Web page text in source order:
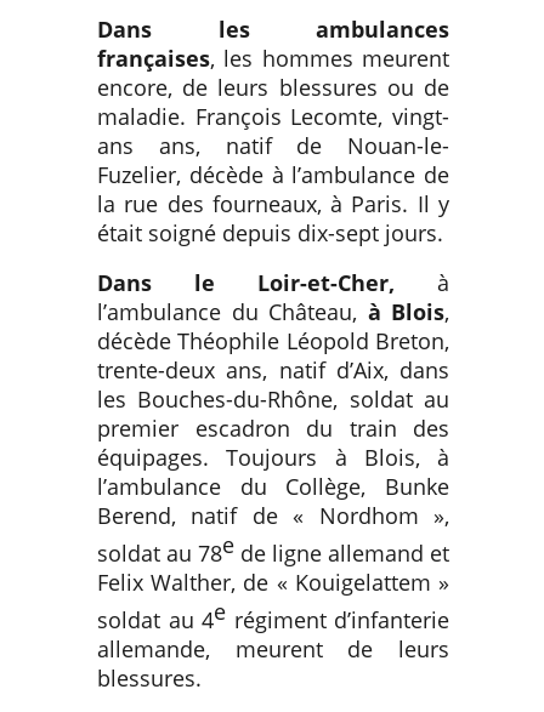
Dans les ambulances
françaises, les hommes meurent
encore, de leurs blessures ou de
maladie. François Lecomte, vingt-
ans ans, natif de Nouan-le-
Fuzelier, décède à l’ambulance de
la rue des fourneaux, à Paris. Il y
était soigné depuis dix-sept jours.
Dans le Loir-et-Cher, à
l’ambulance du Château, à Blois,
décède Théophile Léopold Breton,
trente-deux ans, natif d’Aix, dans
les Bouches-du-Rhône, soldat au
premier escadron du train des
équipages. Toujours à Blois, à
l’ambulance du Collège, Bunke
Berend, natif de « Nordhom »,
soldat au 78e de ligne allemand et
Felix Walther, de « Kouigelattem »
soldat au 4e régiment d’infanterie
allemande, meurent de leurs
blessures.